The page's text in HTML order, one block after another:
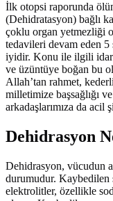
İlk otopsi raporunda
(Dehidratasyon) bağlı
çoklu organ yetmezliği
tedavileri devam eden 5
iyidir. Konu ile ilgili idari
ve üzüntüye boğan bu
Allah’tan rahmet,
milletimize başsağlığı
arkadaşlarımıza da acil
Dehidrasyon
Dehidrasyon, vücudun
durumudur. Kaybedilen
elektrolitler, özellikle